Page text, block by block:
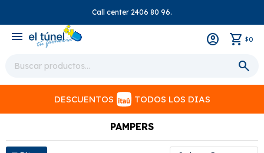
Call center 2406 80 96.
menu $0
DESCUENTOS TODOS LOS DIAS
PAMPERS
close